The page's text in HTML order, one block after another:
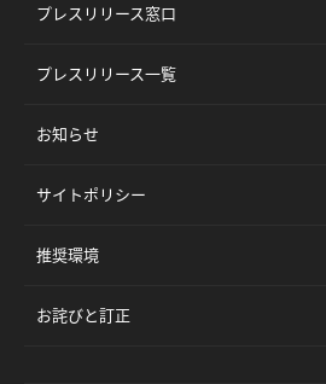
プレスリリース窓口
プレスリリース一覧
お知らせ
サイトポリシー
推奨環境
お詫びと訂正